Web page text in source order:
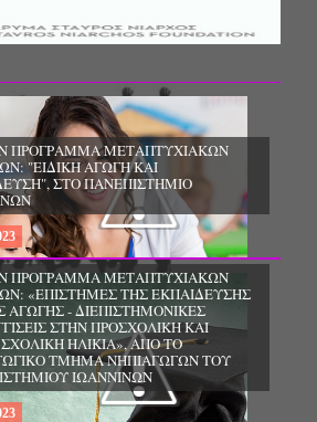
ΠΡΟΓΡΑΜΜΑ ΜΕΤΑΠΤΥΧΙΑΚΩΝ
«ΕΠΙΣΤΗΜΕΣ ΤΗΣ ΑΓΩΓΗΣ -
ΚΑΙ ΕΦΑΡΜΟΓΕΣ», ΑΠΟ ΤΟ
ΚΡΗΤΗΣ